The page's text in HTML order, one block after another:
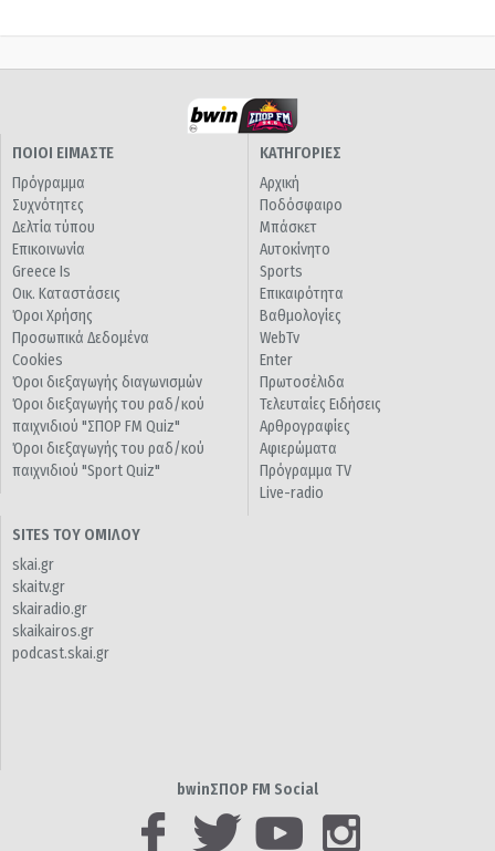
ΠΟΙΟΙ ΕΙΜΑΣΤΕ
Πρόγραμμα
Συχνότητες
Δελτία τύπου
Επικοινωνία
Greece Is
Οικ. Καταστάσεις
Όροι Χρήσης
Προσωπικά Δεδομένα
Cookies
Όροι διεξαγωγής διαγωνισμών
Όροι διεξαγωγής του ραδ/κού
παιχνιδιού "ΣΠΟΡ FM Quiz"
Όροι διεξαγωγής του ραδ/κού
παιχνιδιού "Sport Quiz"
ΚΑΤΗΓΟΡΙΕΣ
Αρχική
Ποδόσφαιρο
Μπάσκετ
Αυτοκίνητο
Sports
Επικαιρότητα
Βαθμολογίες
WebTv
Enter
Πρωτοσέλιδα
Τελευταίες Ειδήσεις
Αρθρογραφίες
Αφιερώματα
Πρόγραμμα TV
Live-radio
SITES ΤΟΥ ΟΜΙΛΟΥ
skai.gr
skaitv.gr
skairadio.gr
skaikairos.gr
podcast.skai.gr
bwinΣΠΟΡ FM Social